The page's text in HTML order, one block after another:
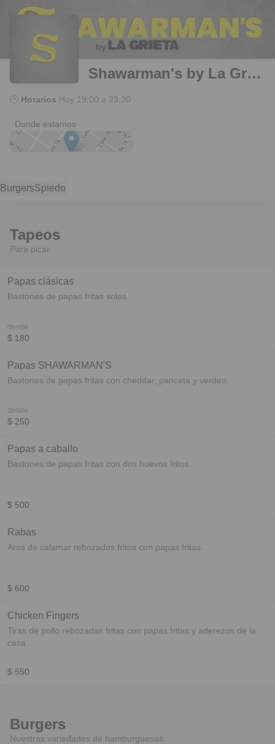
Shawarman's by La Grieta
🕒 Horarios Hoy 19:00 a 23:30
Donde estamos
BurgersSpiedo
Tapeos
Para picar.
Papas clásicas
Bastones de papas fritas solas.
desde
$ 180
Papas SHAWARMAN'S
Bastones de papas fritas con cheddar, panceta y verdeo.
desde
$ 250
Papas a caballo
Bastones de papas fritas con dos huevos fritos.
$ 500
Rabas
Aros de calamar rebozados fritos con papas fritas.
$ 600
Chicken Fingers
Tiras de pollo rebozadas fritas con papas fritas y aderezos de la
casa.
$ 550
Burgers
Nuestras variedades de hamburguesas.